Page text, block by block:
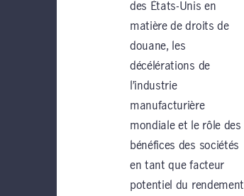
des États-Unis en
matière de droits de
douane, les
décélérations de
l’industrie
manufacturière
mondiale et le rôle des
bénéfices des sociétés
en tant que facteur
potentiel du rendement